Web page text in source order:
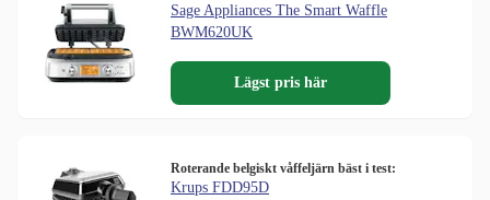
Sage Appliances The Smart Waffle
BWM620UK
Lägst pris här
Roterande belgiskt våffeljärn bäst i test:
Krups FDD95D